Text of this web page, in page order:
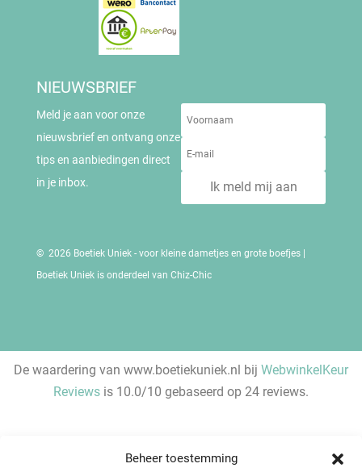
Beheer toestemming
NIEUWSBRIEF
Meld je aan voor onze
nieuwsbrief en ontvang onze
tips en aanbiedingen direct
in je inbox.
Ik meld mij aan
© 2026 Boetiek Uniek - voor kleine dametjes en grote boefjes |
Boetiek Uniek is onderdeel van Chiz-Chic
De waardering van www.boetiekuniek.nl bij WebwinkelKeur
Reviews is 10.0/10 gebaseerd op 24 reviews.